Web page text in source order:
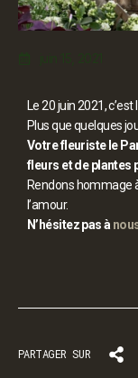
Le 20 juin 2021,
Plus que quelques
Votre fleuriste le
fleurs et de plantes
Rendons hommage
l’amour.
N’hésitez pas à
PARTAGER SUR